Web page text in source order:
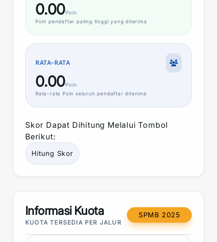
0.00Poin
Poin pendaftar paling tinggi yang diterima
RATA-RATA
0.00Poin
Rata-rata Poin seluruh pendaftar diterima
Skor Dapat Dihitung Melalui Tombol
Berikut:
Hitung Skor
Informasi Kuota
KUOTA TERSEDIA PER JALUR
SPMB 2025